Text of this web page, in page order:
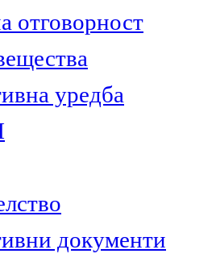
отговорност
уредба
документи